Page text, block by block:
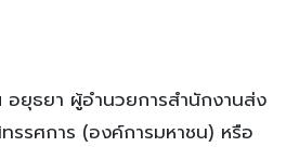
ยุธยา ผู้อำนวยการสำนักงานส่ง
รรศการ (องค์การมหาชน) หรือ